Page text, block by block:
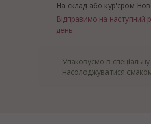
На склад або кур'єром
Відправимо на наступний
день
Упаковуємо в
насолоджуватися